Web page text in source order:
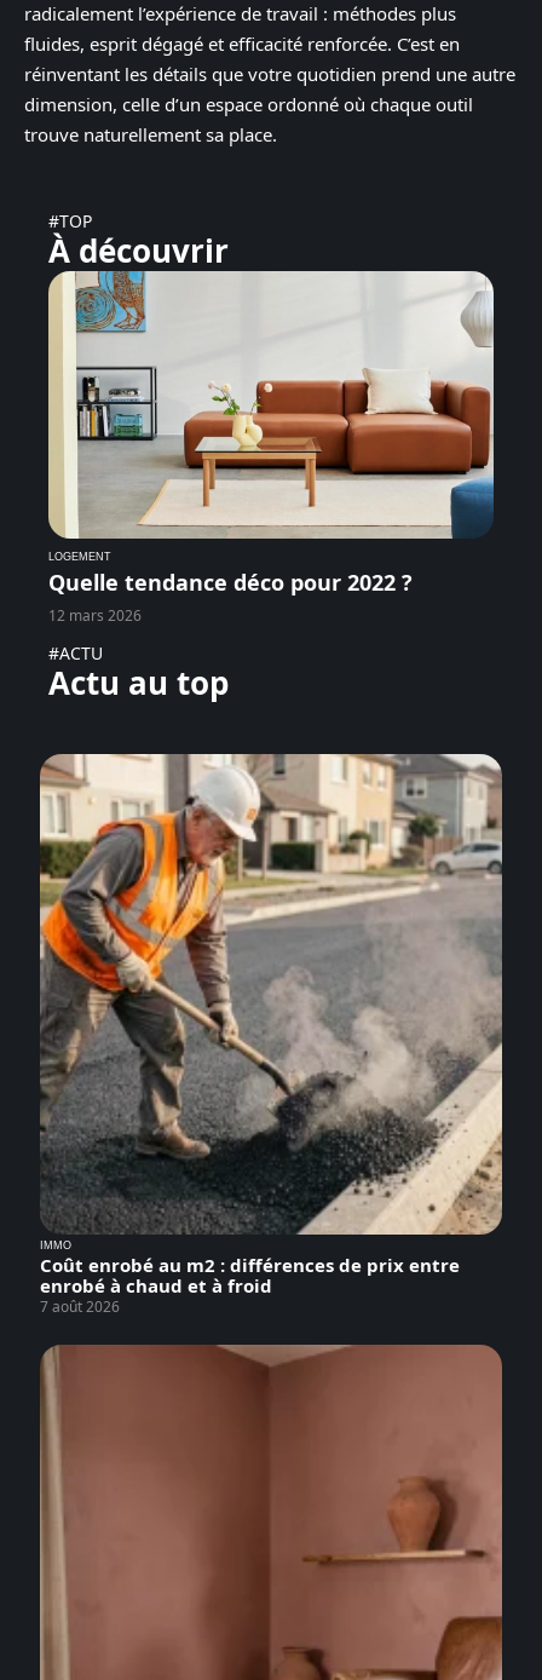
radicalement l’expérience de travail : méthodes plus
fluides, esprit dégagé et efficacité renforcée. C’est en
réinventant les détails que votre quotidien prend une autre
dimension, celle d’un espace ordonné où chaque outil
trouve naturellement sa place.
#TOP
À découvrir
LOGEMENT
Quelle tendance déco pour 2022 ?
12 mars 2026
#ACTU
Actu au top
IMMO
Coût enrobé au m2 : différences de prix entre
enrobé à chaud et à froid
7 août 2026